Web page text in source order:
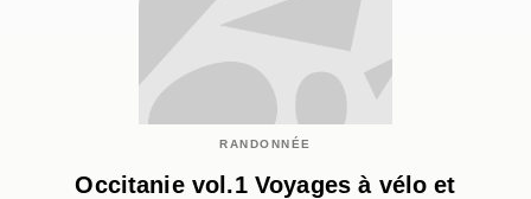
RANDONNÉE
Occitanie vol.1 Voyages à vélo et